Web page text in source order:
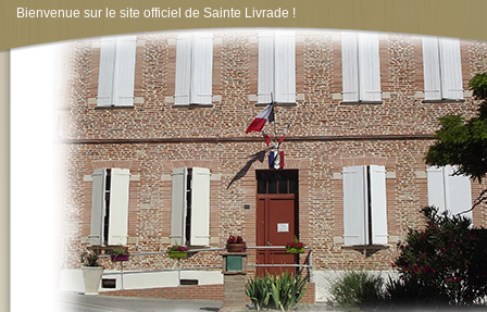
Bienvenue sur le site officiel de Sainte Livrade !